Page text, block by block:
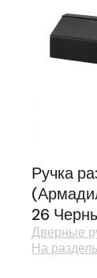
Ручка
26
Дверные
На